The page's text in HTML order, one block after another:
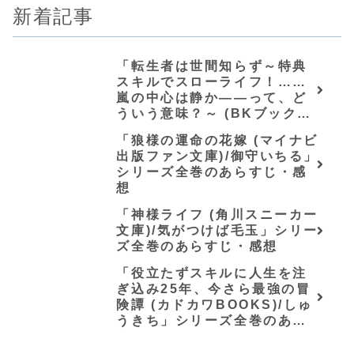
新着記事
「転生者は世間知らず～特典
スキルでスローライフ！……
嵐の中心は静か――って、ど
ういう意味？～ (BKブック
らすじ・感想
「狼様の運命の花嫁 (マイナビ
出版ファン文庫)/御守いちる」
シリーズ全巻のあらすじ・感
想
「神様ライフ (角川スニーカー
文庫)/気がつけば毛玉」シリー
ズ全巻のあらすじ・感想
「役立たずスキルに人生を注
ぎ込み25年、今さら最強の冒
険譚 (カドカワBOOKS)/しゅ
うきち」シリーズ全巻のあら